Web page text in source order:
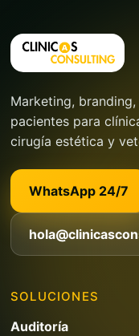
Marketing,
pacientes para
cirugía estética y
WhatsApp 24/7
SOLUCIONES
Auditoría